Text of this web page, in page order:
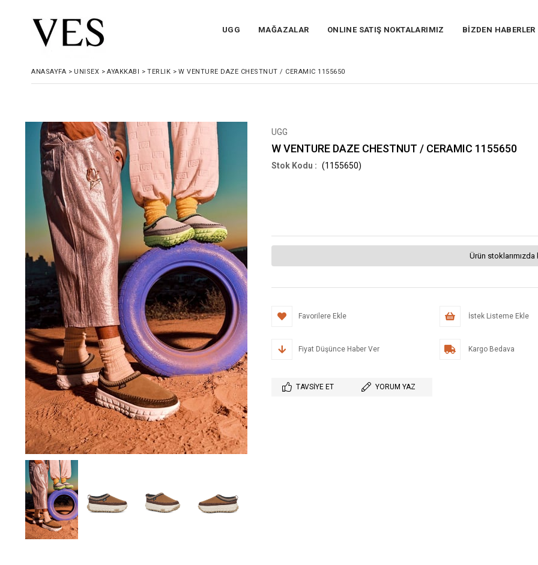
UGG MAĞAZALAR ONLINE SATIŞ NOKTALARIMIZ BİZDEN HABERLER
ANASAYFA > UNISEX > AYAKKABI > TERLIK > W VENTURE DAZE CHESTNUT / CERAMIC 1155650
UGG
W VENTURE DAZE CHESTNUT / CERAMIC 1155650
(1155650)
Ürün stoklarımızda
Favorilere Ekle İstek Listeme Ekle
Fiyat Düşünce Haber Ver Kargo Bedava
TAVSIYE ET YORUM YAZ